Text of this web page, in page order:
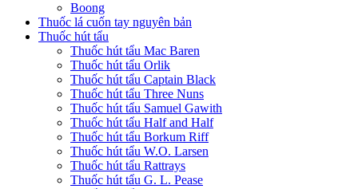
Boong
Thuốc lá cuốn tay nguyên bản
Thuốc hút tẩu
Thuốc hút tẩu Mac Baren
Thuốc hút tẩu Orlik
Thuốc hút tẩu Captain Black
Thuốc hút tẩu Three Nuns
Thuốc hút tẩu Samuel Gawith
Thuốc hút tẩu Half and Half
Thuốc hút tẩu Borkum Riff
Thuốc hút tẩu W.O. Larsen
Thuốc hút tẩu Rattrays
Thuốc hút tẩu G. L. Pease